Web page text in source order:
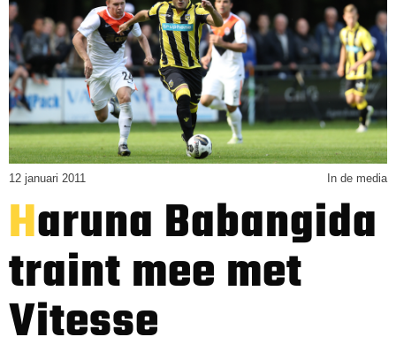
12 januari 2011 In de media
Haruna Babangida
traint mee met
Vitesse